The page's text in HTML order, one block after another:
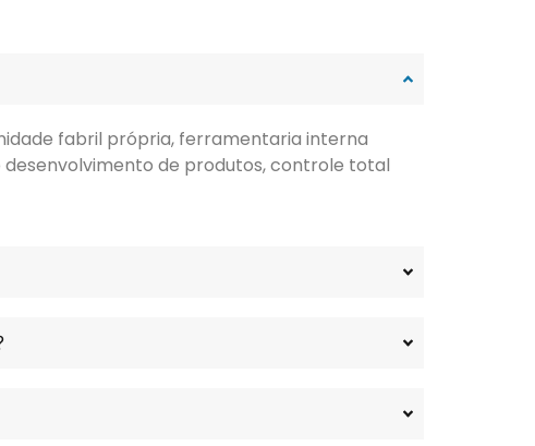
fabril própria, ferramentaria interna
de produtos, controle total